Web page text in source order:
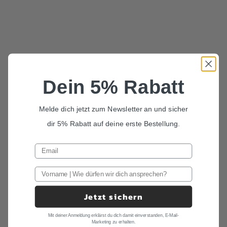
"Frederik"
Angebot
88,00 €
"Frederik"
Angebot
78,00 €
Dein 5% Rabatt
Melde dich jetzt zum Newsletter an und sicher
dir 5% Rabatt auf deine erste Bestellung.
Jetzt sichern
Mit deiner Anmeldung erklärst du dich damit einverstanden, E-Mail-
Marketing zu erhalten.